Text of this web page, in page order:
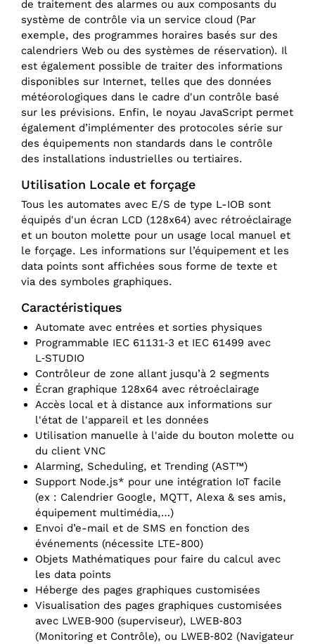
de traitement des alarmes ou aux composants du
système de contrôle via un service cloud (Par
exemple, des programmes horaires basés sur des
calendriers Web ou des systèmes de réservation). Il
est également possible de traiter des informations
disponibles sur Internet, telles que des données
météorologiques dans le cadre d'un contrôle basé
sur les prévisions. Enfin, le noyau JavaScript permet
également d’implémenter des protocoles série sur
des équipements non standards dans le contrôle
des installations industrielles ou tertiaires.
Utilisation Locale et forçage
Tous les automates avec E/S de type L-IOB sont
équipés d'un écran LCD (128x64) avec rétroéclairage
et un bouton molette pour un usage local manuel et
le forçage. Les informations sur l’équipement et les
data points sont affichées sous forme de texte et
via des symboles graphiques.
Caractéristiques
Automate avec entrées et sorties physiques
Programmable IEC 61131‑3 et IEC 61499 avec
L‑STUDIO
Contrôleur de zone allant jusqu’à 2 segments
Écran graphique 128x64 avec rétroéclairage
Accès local et à distance aux informations sur
l'état de l'appareil et les données
Utilisation manuelle à l'aide du bouton molette ou
du client VNC
Alarming, Scheduling, et Trending (AST™)
Support Node.js* pour une intégration IoT facile
(ex : Calendrier Google, MQTT, Alexa & ses amis,
équipement multimédia,…)
Envoi d’e-mail et de SMS en fonction des
événements (nécessite LTE-800)
Objets Mathématiques pour faire du calcul avec
les data points
Héberge des pages graphiques customisées
Visualisation des pages graphiques customisées
avec LWEB‑900 (superviseur), LWEB‑803
(Monitoring et Contrôle), ou LWEB‑802 (Navigateur